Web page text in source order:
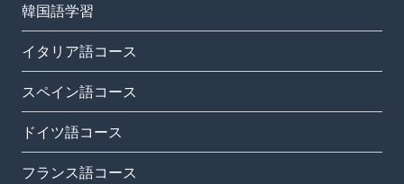
韓国語学習
イタリア語コース
スペイン語コース
ドイツ語コース
フランス語コース